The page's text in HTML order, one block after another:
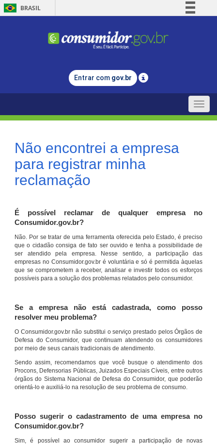
BRASIL
Comunica BR
Legislação
Entrar com gov.br
Toggle
Não encontrei a empresa
para registrar minha
reclamação
É possível reclamar de qualquer empresa no
Consumidor.gov.br?
Não. Por se tratar de uma ferramenta oferecida pelo Estado, é preciso
que o cidadão consiga de fato ser ouvido e tenha a possibilidade de
ser atendido pela empresa. Nesse sentido, a participação das
empresas no Consumidor.gov.br é voluntária e só é permitida àquelas
que se comprometem a receber, analisar e investir todos os esforços
possíveis para a solução dos problemas relatados pelo consumidor.
Se a empresa não está cadastrada, como posso
resolver meu problema?
O Consumidor.gov.br não substitui o serviço prestado pelos Órgãos de
Defesa do Consumidor, que continuam atendendo os consumidores
por meio de seus canais tradicionais de atendimento.
Sendo assim, recomendamos que você busque o atendimento dos
Procons, Defensorias Públicas, Juizados Especiais Cíveis, entre outros
órgãos do Sistema Nacional de Defesa do Consumidor, que poderão
orientá-lo e auxiliá-lo na resolução de seu problema de consumo.
Posso sugerir o cadastramento de uma empresa no
Consumidor.gov.br?
Sim, é possível ao consumidor sugerir a participação de novas